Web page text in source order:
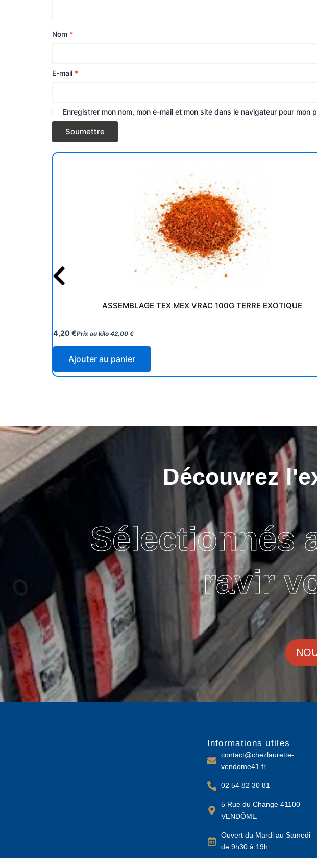
Nom *
E-mail *
Enregistrer mon nom, mon e-mail et mon site dans le navigateur pour mon
ASSEMBLAGE TEX MEX VRAC 100G TERRE EXOTIQUE
4,20€Prix au kilo 42,00 €
Ajouter au panier
Découvrez
Sélectionnés
ravir
Informations utiles
contact@chezlaurette-
vendome41.fr
02 54 82 30 81
5 Rue du Change 41100
VENDÔME
Ouvert du Mardi au Samedi
de 9h30 à 19h